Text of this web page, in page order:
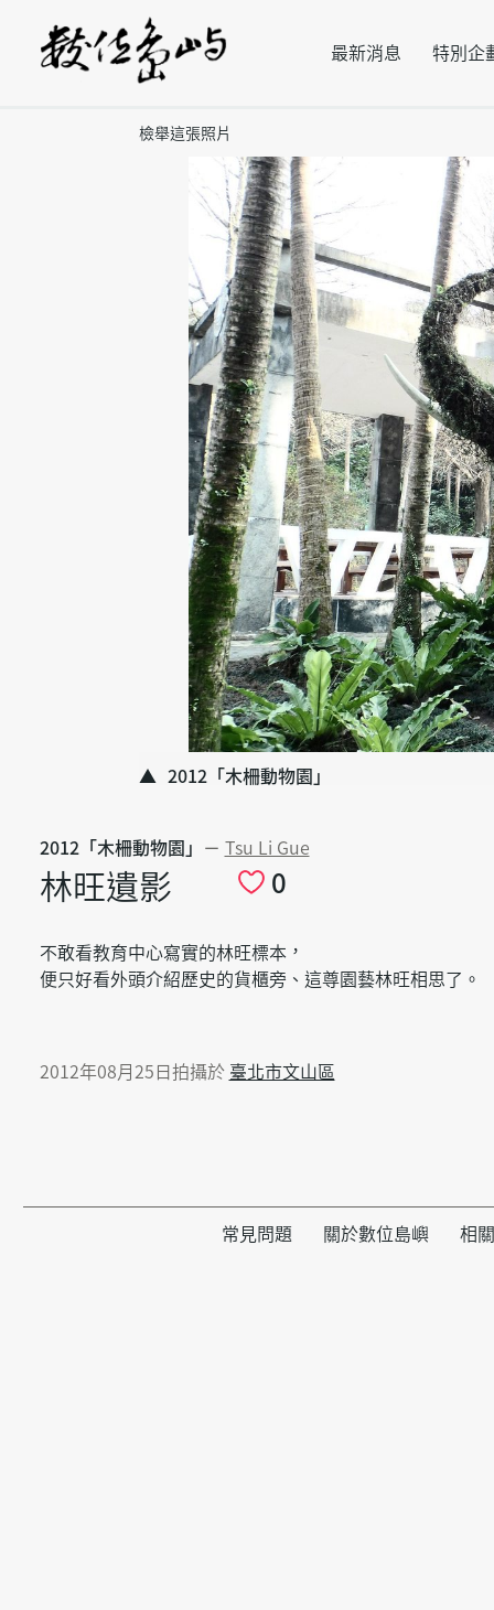
最新消息 特別企
檢舉這張照片
2012「木柵動物園」
2012「木柵動物園」 － Tsu Li Gue
林旺遺影 0
不敢看教育中心寫實的林旺標本，
便只好看外頭介紹歷史的貨櫃旁、這尊園藝林旺相思了。
2012年08月25日拍攝於 臺北市文山區
常見問題 關於數位島嶼 相